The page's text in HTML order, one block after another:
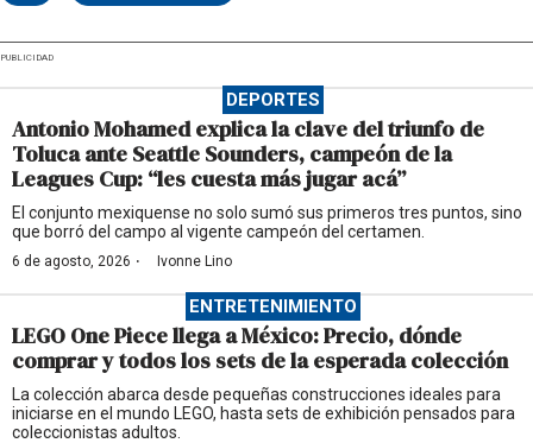
PUBLICIDAD
DEPORTES
Antonio Mohamed explica la clave del triunfo de
Toluca ante Seattle Sounders, campeón de la
Leagues Cup: “les cuesta más jugar acá”
El conjunto mexiquense no solo sumó sus primeros tres puntos, sino
que borró del campo al vigente campeón del certamen.
6 de agosto, 2026 · Ivonne Lino
ENTRETENIMIENTO
LEGO One Piece llega a México: Precio, dónde
comprar y todos los sets de la esperada colección
La colección abarca desde pequeñas construcciones ideales para
iniciarse en el mundo LEGO, hasta sets de exhibición pensados para
coleccionistas adultos.